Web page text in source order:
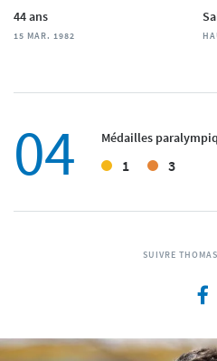
44 ans
15 MAR. 1982
04 Médailles
1 3
SUIVRE